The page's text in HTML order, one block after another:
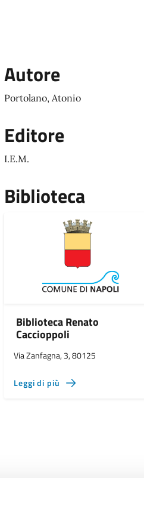
Autore
Portolano, Atonio
Editore
I.E.M.
Biblioteca
Biblioteca Renato
Caccioppoli
Via Zanfagna, 3, 80125
Leggi di più